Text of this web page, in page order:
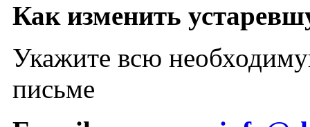
Как изменить
Укажите всю
письме